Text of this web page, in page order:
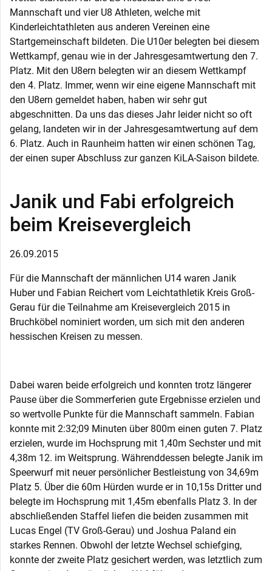
Mannschaft und vier U8 Athleten, welche mit
Kinderleichtathleten aus anderen Vereinen eine
Startgemeinschaft bildeten. Die U10er belegten bei diesem
Wettkampf, genau wie in der Jahresgesamtwertung den 7.
Platz. Mit den U8ern belegten wir an diesem Wettkampf
den 4. Platz. Immer, wenn wir eine eigene Mannschaft mit
den U8ern gemeldet haben, haben wir sehr gut
abgeschnitten. Da uns das dieses Jahr leider nicht so oft
gelang, landeten wir in der Jahresgesamtwertung auf dem
6. Platz. Auch in Raunheim hatten wir einen schönen Tag,
der einen super Abschluss zur ganzen KiLA-Saison bildete.
Janik und Fabi erfolgreich
beim Kreisevergleich
26.09.2015
Für die Mannschaft der männlichen U14 waren Janik
Huber und Fabian Reichert vom Leichtathletik Kreis Groß-
Gerau für die Teilnahme am Kreisevergleich 2015 in
Bruchköbel nominiert worden, um sich mit den anderen
hessischen Kreisen zu messen.
Dabei waren beide erfolgreich und konnten trotz längerer
Pause über die Sommerferien gute Ergebnisse erzielen und
so wertvolle Punkte für die Mannschaft sammeln. Fabian
konnte mit 2:32;09 Minuten über 800m einen guten 7. Platz
erzielen, wurde im Hochsprung mit 1,40m Sechster und mit
4,38m 12. im Weitsprung. Währenddessen belegte Janik im
Speerwurf mit neuer persönlicher Bestleistung von 34,69m
Platz 5. Über die 60m Hürden wurde er in 10,15s Dritter und
belegte im Hochsprung mit 1,45m ebenfalls Platz 3. In der
abschließenden Staffel liefen die beiden zusammen mit
Lucas Engel (TV Groß-Gerau) und Joshua Paland ein
starkes Rennen. Obwohl der letzte Wechsel schiefging,
konnte der zweite Platz gesichert werden, was letztlich zum